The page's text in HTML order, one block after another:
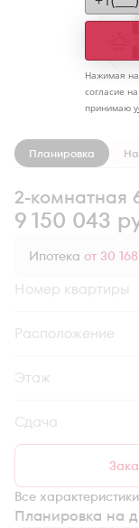
Планировка
2-комнатная
9 150 043
Ипотека от 30
Номер квартиры
Секция
Этаж
Сдача
Все характеристики
Планировка на
Нажимая
согласие
принимаю